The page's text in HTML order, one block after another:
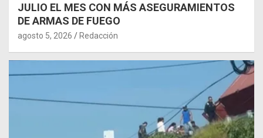
JULIO EL MES CON MÁS ASEGURAMIENTOS
DE ARMAS DE FUEGO
agosto 5, 2026 Redacción